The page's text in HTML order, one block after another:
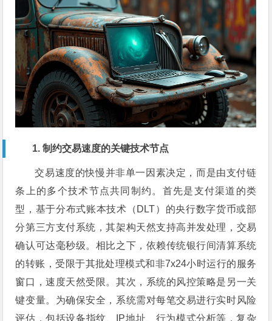
1. 制约交易速度的关键技术节点
交易速度的快慢并非单一因素决定，而是由支付链
条上的多个技术节点共同制约。首先是支付渠道的类
型，基于分布式账本技术（DLT）的央行数字货币或部
分第三方支付系统，其架构天然支持高并发处理，交易
确认可达毫秒级。相比之下，依赖传统银行间清算系统
的转账，受限于其批处理模式和非7x24小时运行的服务
窗口，速度天然受限。其次，系统的风控策略是另一关
键变量。为确保安全，系统需对每笔交易进行实时风险
评估，包括设备指纹、IP地址、行为模式分析等，复杂